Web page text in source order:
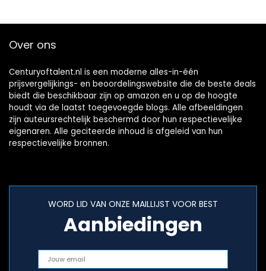
Over ons
Centuryoftalent.nl is een moderne alles-in-één
prijsvergelijkings- en beoordelingswebsite die de beste deals
biedt die beschikbaar zijn op amazon en u op de hoogte
houdt via de laatst toegevoegde blogs. Alle afbeeldingen
zijn auteursrechtelijk beschermd door hun respectievelijke
eigenaren. Alle geciteerde inhoud is afgeleid van hun
respectievelijke bronnen.
WORD LID VAN ONZE MAILLIJST VOOR BEST
Aanbiedingen